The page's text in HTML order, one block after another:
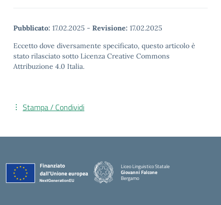
Pubblicato: 17.02.2025 - Revisione: 17.02.2025
Eccetto dove diversamente specificato, questo articolo è
stato rilasciato sotto Licenza Creative Commons
Attribuzione 4.0 Italia.
Stampa / Condividi
Liceo Linguistico Statale
Giovanni Falcone
Bergamo
— Visita la pagina iniziale della scuola